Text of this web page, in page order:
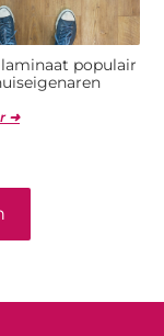
populair
➜